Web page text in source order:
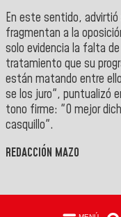
En este sentido,
fragmentan a la
solo evidencia la falta
tratamiento que su
están matando entre
se los juro", puntualizó
tono firme: "O mejor
casquillo".
REDACCIÓN MAZO